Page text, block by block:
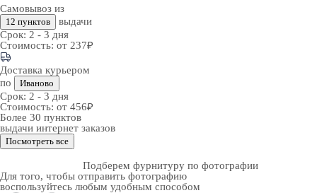
Самовывоз из
12 пунктов
выдачи
Срок: 2 - 3 дня
Стоимость: от 237₽
Доставка курьером
по
Иваново
Срок: 2 - 3 дня
Стоимость: от 456₽
Более 30 пунктов
выдачи интернет заказов
Посмотреть все
Подберем фурнитуру по фотографии
Для того, чтобы отправить фотографию
воспользуйтесь любым удобным способом